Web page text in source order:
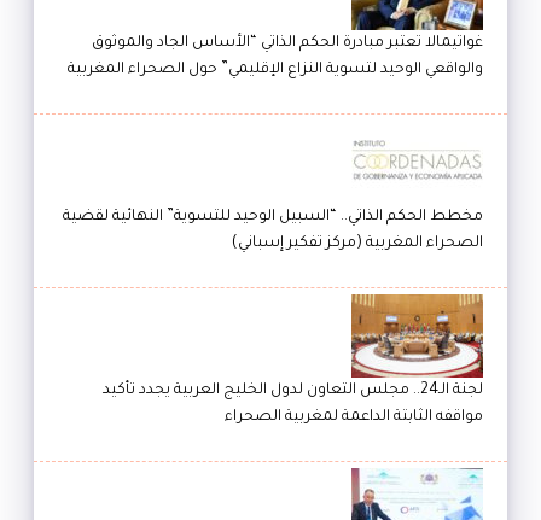
غواتيمالا تعتبر مبادرة الحكم الذاتي “الأساس الجاد والموثوق
والواقعي الوحيد لتسوية النزاع الإقليمي” حول الصحراء المغربية
مخطط الحكم الذاتي.. “السبيل الوحيد للتسوية” النهائية لقضية
الصحراء المغربية (مركز تفكير إسباني)
لجنة الـ24.. مجلس التعاون لدول الخليج العربية يجدد تأكيد
مواقفه الثابتة الداعمة لمغربية الصحراء